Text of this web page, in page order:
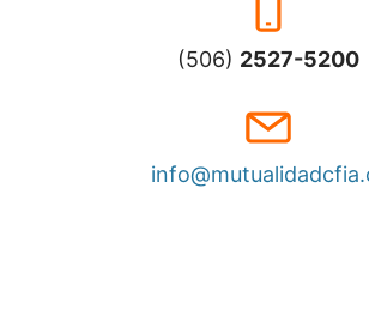
(506) 2527-5200